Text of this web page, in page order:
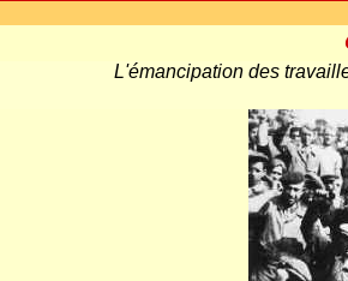
L'émancipation des